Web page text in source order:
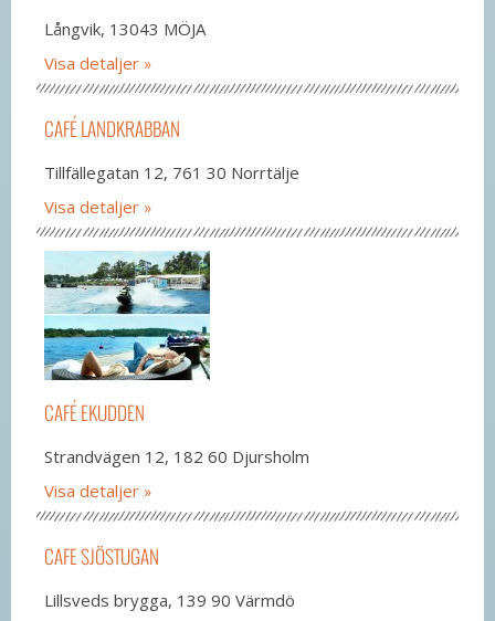
Långvik, 13043 MÖJA
Visa detaljer
CAFÉ LANDKRABBAN
Tillfällegatan 12, 761 30 Norrtälje
Visa detaljer
CAFÉ EKUDDEN
Strandvägen 12, 182 60 Djursholm
Visa detaljer
CAFE SJÖSTUGAN
Lillsveds brygga, 139 90 Värmdö